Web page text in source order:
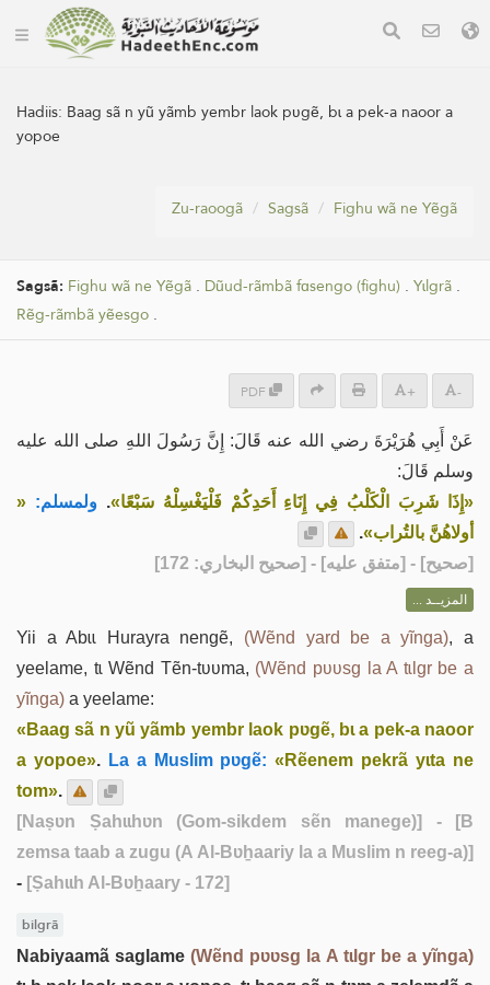
Hadiis: Baag sã n yũ yãmb yembr laok pʋgẽ, bɩ a pek-a naoor a
yopoe
Zu-raoogã Sagsã Fighu wã ne Yẽgã
Sagsã: Fighu wã ne Yẽgã . Dũud-rãmbã fɑsengo (fighu) . Yɩlgrã .
Rẽg-rãmbã yẽesgo .
PDF + -
عَنْ أَبِي هُرَيْرَةَ رضي الله عنه قَالَ: إِنَّ رَسُولَ اللهِ صلى الله عليه
وسلم قَالَ:
«إِذَا شَرِبَ الْكَلْبُ فِي إِنَاءِ أَحَدِكُمْ فَلْيَغْسِلْهُ سَبْعًا». ولمسلم: «
أولاهُنَّ بالتُراب».
[صحيح] - [متفق عليه] - [صحيح البخاري: 172]
المزيــد ...
Yii a Abɩɩ Hurayra nengẽ, (Wẽnd yard be a yĩnga), a
yeelame, tɩ Wẽnd Tẽn-tʋʋma, (Wẽnd pʋʋsg la A tɩlgr be a
yĩnga) a yeelame:
«Baag sã n yũ yãmb yembr laok pʋgẽ, bɩ a pek-a naoor
a yopoe».La a Muslim pʋgẽ: «Rẽenem pekrã yɩta ne
tom».
[Naṣʋn Ṣahɩɩhʋn (Gom-sikdem sẽn manege)]
- [B
zemsa taab a zugu (A Al-Bʋẖaariy la a Muslim n reeg-a)]
- [Ṣahɩɩh Al-Bʋẖaary - 172]
bilgrã
Nabiyaamã saglame(Wẽnd pʋʋsg la A tɩlgr be a yĩnga)